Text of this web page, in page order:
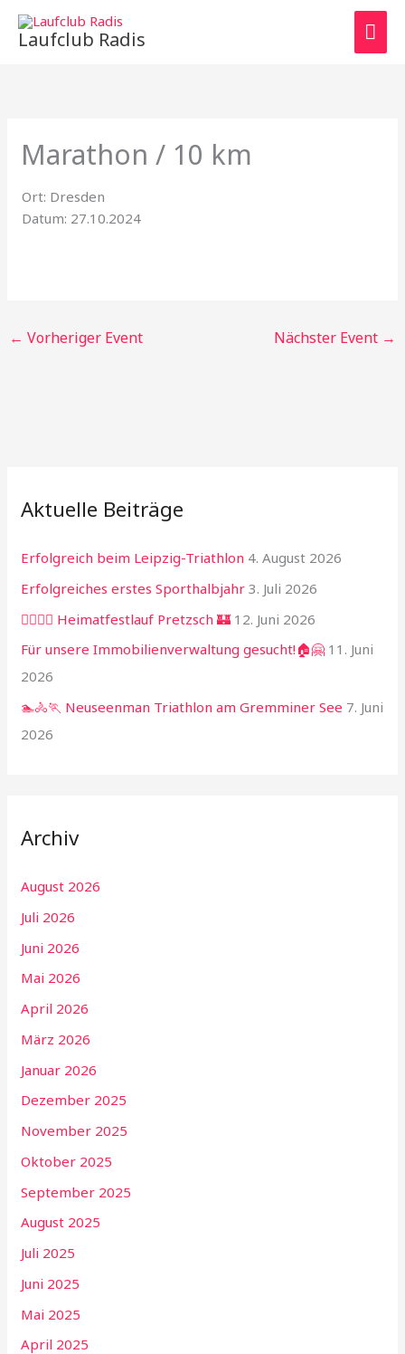
Zum
InhaltLaufclub Radis
Marathon / 10 km
Ort: Dresden
Datum: 27.10.2024
← Vorheriger Event Nächster Event →
Aktuelle Beiträge
Erfolgreich beim Leipzig-Triathlon 4. August 2026
Erfolgreiches erstes Sporthalbjahr 3. Juli 2026
🏃‍♂️🏃‍♀️ Heimatfestlauf Pretzsch 🏰 12. Juni 2026
Für unsere Immobilienverwaltung gesucht!🏠🤗 11. Juni
2026
🏊🚴🏃 Neuseenman Triathlon am Gremminer See 7. Juni
2026
Archiv
August 2026
Juli 2026
Juni 2026
Mai 2026
April 2026
März 2026
Januar 2026
Dezember 2025
November 2025
Oktober 2025
September 2025
August 2025
Juli 2025
Juni 2025
Mai 2025
April 2025